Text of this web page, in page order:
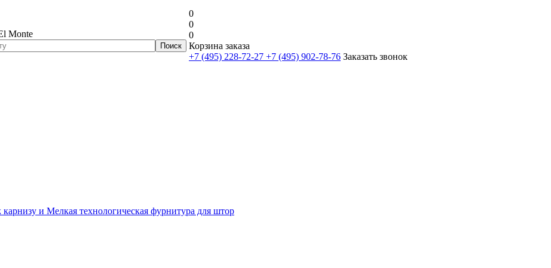
Monte
0
0
0
Корзина заказа
+7 (495) 228-72-27 +7 (495) 902-78-76 Заказать звонок
и Мелкая технологическая фурнитура для штор